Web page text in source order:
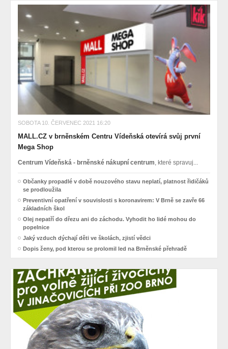
SOBOTA 10. ČERVENEC 2021 16:20
MALL.CZ v brněnském Centru Vídeňská otevírá svůj první
Mega Shop
Centrum Vídeňská - brněnské nákupní centrum, které spravuj...
Občanky propadlé v době nouzového stavu neplatí, platnost řidičáků
se prodloužila
Preventivní opatření v souvislosti s koronavirem: V Brně se zavře 66
základních škol
Olej nepatří do dřezu ani do záchodu. Vyhodit ho lidé mohou do
popelnice
Jaký vzduch dýchají děti ve školách, zjistí vědci
Dopis ženy, pod kterou se prolomil led na Brněnské přehradě